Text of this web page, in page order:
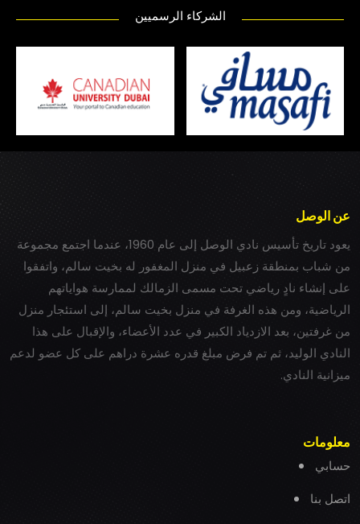
الشركاء الرسميين
عن الوصل
يعود تاريخ تأسيس نادي الوصل إلى عام 1960، عندما اجتمع مجموعة
من شباب بمنطقة زعبيل في منزل المغفور له بخيت سالم، واتفقوا
على إنشاء نادٍ رياضي تحت مسمى الزمالك لممارسة هواياتهم
الرياضية، ومن هذه الغرفة في منزل بخيت سالم، إلى استئجار منزل
من غرفتين، بعد الازدياد الكبير في عدد الأعضاء، والإقبال على هذا
النادي الوليد، ثم تم فرض مبلغ قدره عشرة دراهم على كل عضو لدعم
ميزانية النادي.
معلومات
حسابي
اتصل بنا